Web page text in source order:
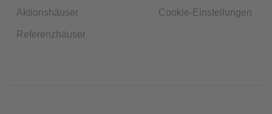
Aktionshäuser
Referenzhäuser
Cookie-Einstellungen